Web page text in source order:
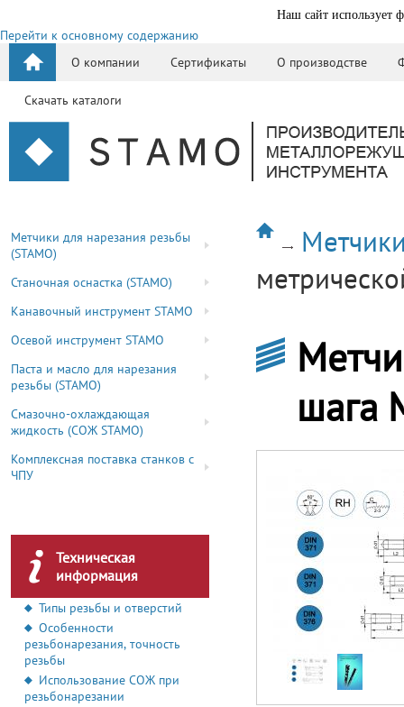
Наш сайт использует
Перейти к основному содержанию
О компании
Сертификаты О производстве
Скачать каталоги
Метчики для нарезания резьбы
(STAMO)
Станочная оснастка (STAMO)
Канавочный инструмент STAMO
Осевой инструмент STAMO
Паста и масло для нарезания
резьбы (STAMO)
Смазочно-охлаждающая
жидкость (СОЖ STAMO)
Комплексная поставка станков с
ЧПУ
Техническая
информация
Типы резьбы и отверстий
Особенности
резьбонарезания, точность
резьбы
Использование СОЖ при
резьбонарезании
шага